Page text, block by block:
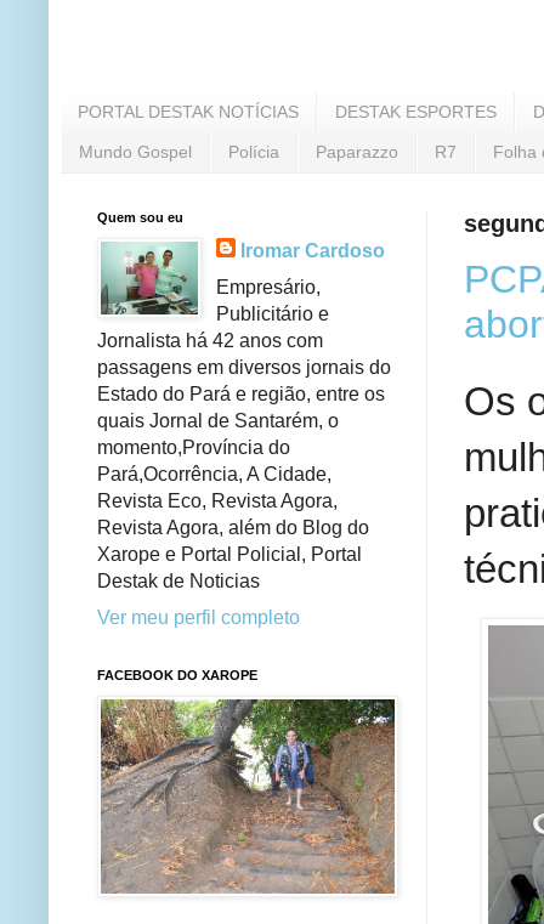
PORTAL DESTAK NOTÍCIAS DESTAK ESPORTES
Mundo Gospel Polícia Paparazzo R7 Folha
Os
Quem sou eu
Iromar Cardoso
Empresário,
Publicitário e
Jornalista há 42 anos com
passagens em diversos jornais do
Estado do Pará e região, entre os
quais Jornal de Santarém, o
momento,Província do
Pará,Ocorrência, A Cidade,
Revista Eco, Revista Agora,
Revista Agora, além do Blog do
Xarope e Portal Policial, Portal
Destak de Noticias
Ver meu perfil completo
FACEBOOK DO XAROPE